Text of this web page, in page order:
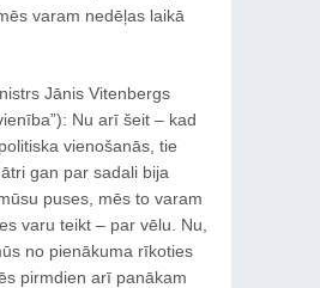
varam nedēļas laikā
Jānis Vitenbergs
Nu arī šeit – kad
vienošanās, tie
gan par sadali bija
puses, mēs to varam
varu teikt – par vēlu. Nu,
no pienākuma rīkoties
pirmdien arī panākam